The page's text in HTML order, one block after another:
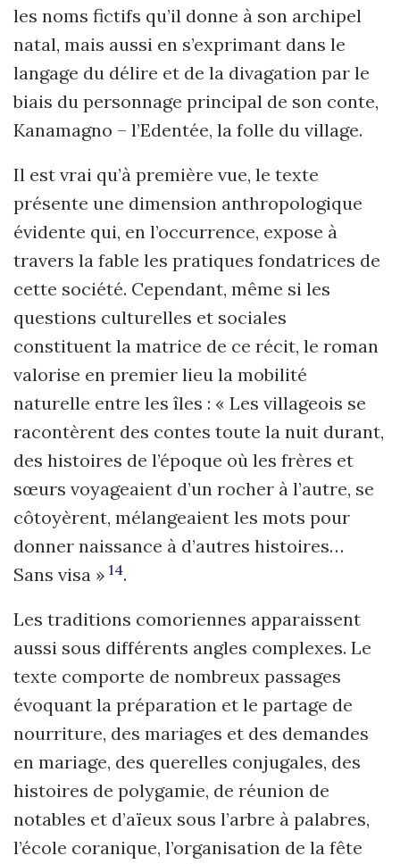
les noms fictifs qu’il donne à son archipel
natal, mais aussi en s’exprimant dans le
langage du délire et de la divagation par le
biais du personnage principal de son conte,
Kanamagno – l’Edentée, la folle du village.
Il est vrai qu’à première vue, le texte
présente une dimension anthropologique
évidente qui, en l’occurrence, expose à
travers la fable les pratiques fondatrices de
cette société. Cependant, même si les
questions culturelles et sociales
constituent la matrice de ce récit, le roman
valorise en premier lieu la mobilité
naturelle entre les îles : « Les villageois se
racontèrent des contes toute la nuit durant,
des histoires de l’époque où les frères et
sœurs voyageaient d’un rocher à l’autre, se
côtoyèrent, mélangeaient les mots pour
donner naissance à d’autres histoires…
Sans visa » 14.
Les traditions comoriennes apparaissent
aussi sous différents angles complexes. Le
texte comporte de nombreux passages
évoquant la préparation et le partage de
nourriture, des mariages et des demandes
en mariage, des querelles conjugales, des
histoires de polygamie, de réunion de
notables et d’aïeux sous l’arbre à palabres,
l’école coranique, l’organisation de la fête